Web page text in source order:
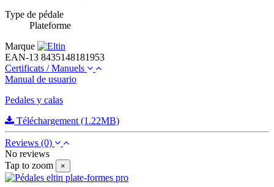
Type de pédale
Plateforme
Marque
EAN-13 8435148181953
Certificats / Manuels
Manual de usuario
Pedales y calas
Téléchargement (1.22MB)
Reviews (0)
No reviews
Tap to zoom
×